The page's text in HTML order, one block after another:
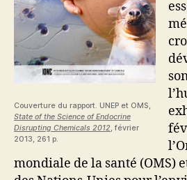
Couverture du rapport. UNEP et OMS,
State of the Science of Endocrine
Disrupting Chemicals 2012, février
2013, 261 p.
mondiale de la santé (OMS)